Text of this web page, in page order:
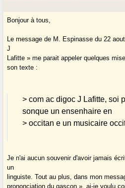
Bonjour à tous,
Le message de M. Espinasse du 22
J
Lafitte » me parait appeler quelques
son texte :
> com ac digoc J Lafitte, soi
sonque un ensenhaire en
> occitan e un musicaire
Je n'ai aucun souvenir d'avoir jamais
un
linguiste. Tout au plus, dans mon
prononciation du gascon », ai-je voulu